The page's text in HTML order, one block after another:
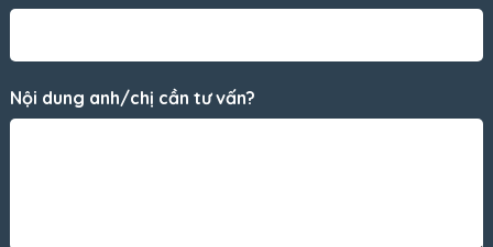
Nội dung anh/chị cần tư vấn?